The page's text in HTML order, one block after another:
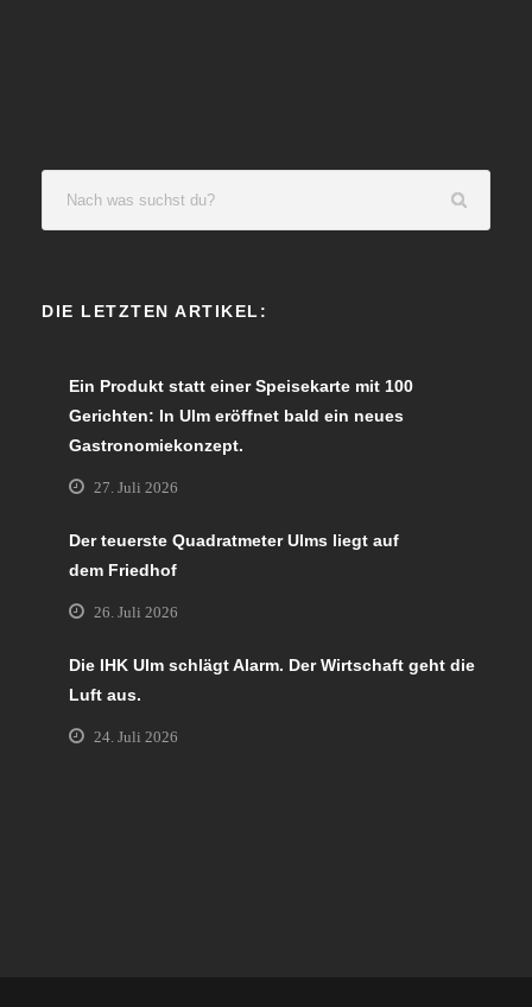
DIE LETZTEN ARTIKEL:
Ein Produkt statt einer Speisekarte mit 100
Gerichten: In Ulm eröffnet bald ein neues
Gastronomiekonzept.
27. Juli 2026
Der teuerste Quadratmeter Ulms liegt auf
dem Friedhof
26. Juli 2026
Die IHK Ulm schlägt Alarm. Der Wirtschaft geht die
Luft aus.
24. Juli 2026